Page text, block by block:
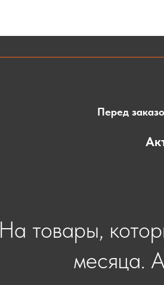
Перед
На товары,
месяца.